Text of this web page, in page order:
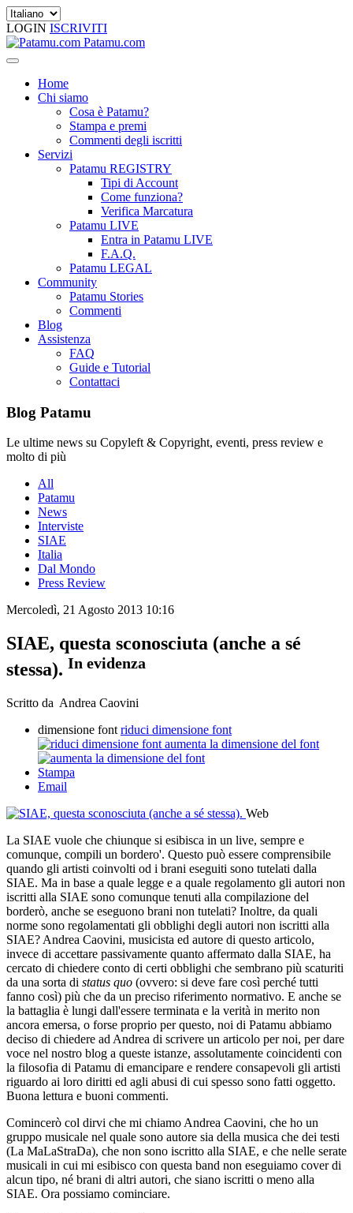
LOGIN ISCRIVITI
Patamu.com
Home
Chi siamo
Cosa è Patamu?
Stampa e premi
Commenti degli iscritti
Servizi
Patamu REGISTRY
Tipi di Account
Come funziona?
Verifica Marcatura
Patamu LIVE
Entra in Patamu LIVE
F.A.Q.
Patamu LEGAL
Community
Patamu Stories
Commenti
Blog
Assistenza
FAQ
Guide e Tutorial
Contattaci
Blog Patamu
Le ultime news su Copyleft & Copyright, eventi, press review e
molto di più
All
Patamu
News
Interviste
SIAE
Italia
Dal Mondo
Press Review
Mercoledì, 21 Agosto 2013 10:16
SIAE, questa sconosciuta (anche a sé
stessa). In evidenza
Scritto da Andrea Caovini
dimensione font riduci dimensione font
aumenta la dimensione del font
Stampa
Email
Web
La SIAE vuole che chiunque si esibisca in un live, sempre e
comunque, compili un bordero'. Questo può essere comprensibile
quando gli artisti coinvolti od i brani eseguiti sono tutelati dalla
SIAE. Ma in base a quale legge e a quale regolamento gli autori non
iscritti alla SIAE sono comunque tenuti alla compilazione del
borderò, anche se eseguono brani non tutelati? Inoltre, da quali
norme sono regolamentati gli obblighi degli autori non iscritti alla
SIAE? Andrea Caovini, musicista ed autore di questo articolo,
invece di accettare passivamente quanto affermato dalla SIAE, ha
cercato di chiedere conto di certi obblighi che sembrano più scaturiti
da una sorta di status quo (ovvero: si deve fare così perché tutti
fanno così) più che da un preciso riferimento normativo. E anche se
la battaglia è lungi dall'essere terminata e la verità in merito non
ancora emersa, o forse proprio per questo, noi di Patamu abbiamo
deciso di chiedere ad Andrea di scrivere un articolo per noi, per dare
voce nel nostro blog a queste istanze, assolutamente coincidenti con
la filosofia di Patamu di emancipare e rendere consapevoli gli artisti
riguardo ai loro diritti ed agli abusi di cui spesso sono fatti oggetto.
Buona lettura e buoni commenti.
Comincerò col dirvi che mi chiamo Andrea Caovini, che ho un
gruppo musicale nel quale sono autore sia della musica che dei testi
(La MaLaStraDa), che non sono iscritto alla SIAE, e che nelle serate
musicali in cui mi esibisco con questa band non eseguiamo cover di
alcun tipo, né brani di altri autori, che siano iscritti o meno alla
SIAE. Ora possiamo cominciare.